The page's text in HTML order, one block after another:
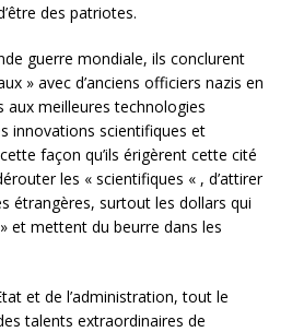
des patriotes.
guerre mondiale, ils conclurent
» avec d’anciens officiers nazis en
aux meilleures technologies
innovations scientifiques et
façon qu’ils érigèrent cette cité
les « scientifiques « , d’attirer
étrangères, surtout les dollars qui
et mettent du beurre dans les
et de l’administration, tout le
talents extraordinaires de